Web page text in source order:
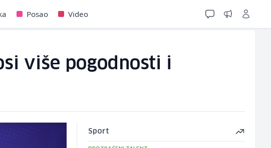
Posao Video
više pogodnosti i
Sport